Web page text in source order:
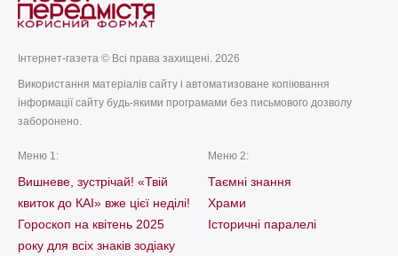
Інтернет-газета © Всі права захищені. 2026
Використання матеріалів сайту і автоматизоване копіювання
інформації сайту будь-якими програмами без письмового дозволу
заборонено.
Меню 1:
Вишневе, зустрічай! «Твій
квиток до КАІ» вже цієї неділі!
Гороскоп на квітень 2025
року для всіх знаків зодіаку
Меню 2:
Таємні знання
Храми
Історичні паралелі